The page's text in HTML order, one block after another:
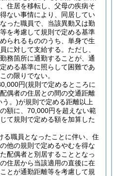
住居を移転し、父母の疾病そ
ない事情により、同居してい
った職員で、当該異動又は勤
を考慮して規則で定める基準
られるもののうち、単身で生
に対して支給する。 ただし、
務箇所に通勤することが、通
める基準に照らして困難であ
の限りでない。
円(規則で定めるところに
偶者の住居との間の交通距離
う。)が規則で定める距離以上
額に、70,000円を超えない範
て規則で定める額を加算した
る職員となったことに伴い、住
他の規則で定めるやむを得な
配偶者と別居することとなっ
住居から当該適用の直後に在
とが通勤距離等を考慮して規